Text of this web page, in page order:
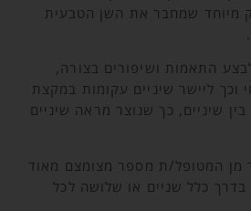
מיוחד שמחבר את השן הטבעית
התאמות ושיפורים בצורה,
וכך ליישר שיניים עקומות במקצת
בין שיניים, כך שנוצר מראה שיניים
מן המטופל/ת מספר מצומצם מאוד
כלל שניים או שלושה לכל